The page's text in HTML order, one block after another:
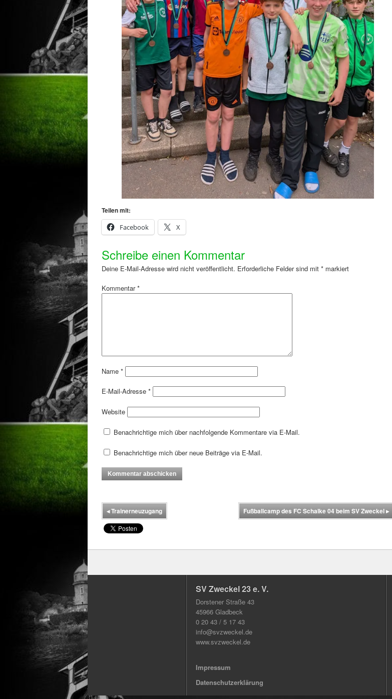
Teilen mit:
Facebook
X
Schreibe einen Kommentar
Deine E-Mail-Adresse wird nicht veröffentlicht. Erforderliche Felder sind mit * markiert
Kommentar*
Name *
E-Mail-Adresse *
Website
Benachrichtige mich über nachfolgende Kommentare via E-Mail.
Benachrichtige mich über neue Beiträge via E-Mail.
◂Trainerneuzugang Fußballcamp des FC Schalke 04 beim SV Zweckel▸
SV Zweckel 23 e. V.
Dorstener Straße 43
45966 Gladbeck
0 20 43 / 5 17 43
info@svzweckel.de
www.svzweckel.de
Impressum
Datenschutzerklärung